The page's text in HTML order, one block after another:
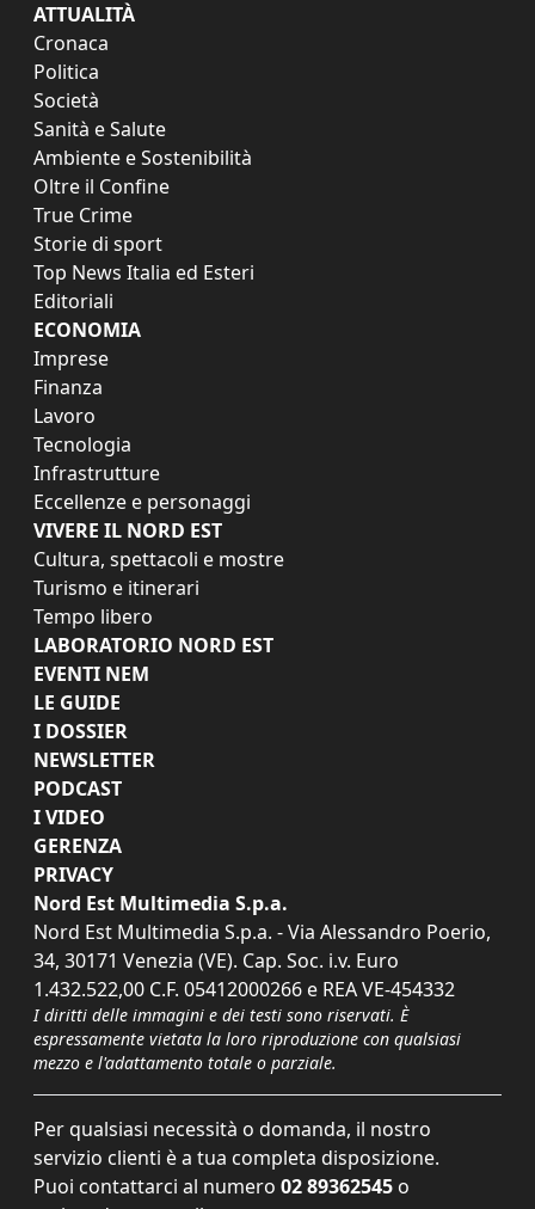
ATTUALITÀ
Cronaca
Politica
Società
Sanità e Salute
Ambiente e Sostenibilità
Oltre il Confine
True Crime
Storie di sport
Top News Italia ed Esteri
Editoriali
ECONOMIA
Imprese
Finanza
Lavoro
Tecnologia
Infrastrutture
Eccellenze e personaggi
VIVERE IL NORD EST
Cultura, spettacoli e mostre
Turismo e itinerari
Tempo libero
LABORATORIO NORD EST
EVENTI NEM
LE GUIDE
I DOSSIER
NEWSLETTER
PODCAST
I VIDEO
GERENZA
PRIVACY
Nord Est Multimedia S.p.a.
Nord Est Multimedia S.p.a. - Via Alessandro Poerio,
34, 30171 Venezia (VE). Cap. Soc. i.v. Euro
1.432.522,00 C.F. 05412000266 e REA VE-454332
I diritti delle immagini e dei testi sono riservati. È
espressamente vietata la loro riproduzione con qualsiasi
mezzo e l'adattamento totale o parziale.
Per qualsiasi necessità o domanda, il nostro
servizio clienti è a tua completa disposizione.
Puoi contattarci al numero 02 89362545 o